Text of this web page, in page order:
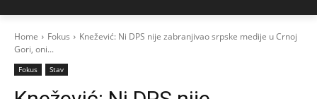
Home Fokus
Knežević: Ni DPS nije zabranjivao srpske medije u Crnoj
Gori, oni...
Fokus Stav